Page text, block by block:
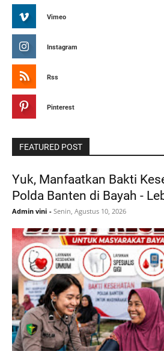
Vimeo
Instagram
Rss
Pinterest
FEATURED POST
Yuk, Manfaatkan Bakti
Polda Banten di Bayah -
Admin vini - Senin, Agustus 10, 2026